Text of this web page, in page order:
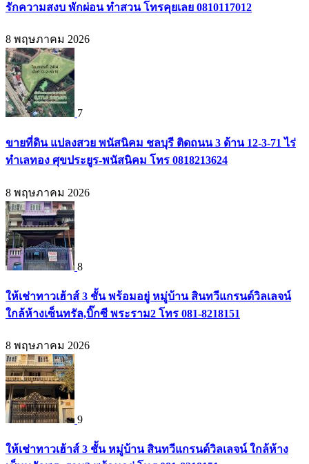
รักความสงบ พักผ่อน ทำสวน โทรคุยเลย 0810117012
8 พฤษภาคม 2026
7
ขายที่ดิน แปลงสวย พนัสนิคม ชลบุรี ติดถนน 3 ด้าน 12-3-71 ไร่
ทำเลทอง ศุขประยูร-พนัสนิคม โทร 0818213624
8 พฤษภาคม 2026
8
ให้เช่าทาวเฮ้าส์ 3 ชั้น พร้อมอยู่ หมู่บ้าน สินทวีแกรนด์วิลเลจน์
ใกล้ห้างเซ็นทรัล,บิ๊กซี พระราม2 โทร 081-8218151
8 พฤษภาคม 2026
9
ให้เช่าทาวเฮ้าส์ 3 ชั้น หมู่บ้าน สินทวีแกรนด์วิลเลจน์ ใกล้ห้าง